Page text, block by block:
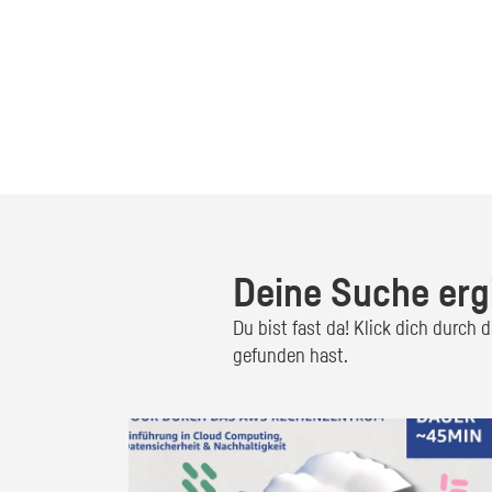
Deine Suche
Du bist fast da! Klick dich durch
gefunden hast.